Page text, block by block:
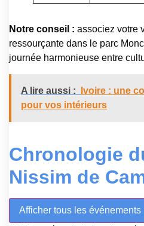
Notre conseil : associez votre
ressourçante dans le parc
journée harmonieuse entre
A lire aussi :
Ivoire : une
pour vos intérieurs
Chronologie
Nissim de
Afficher tous les événements